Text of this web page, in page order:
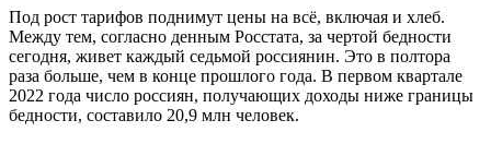
Под рост тарифов поднимут цены на всё, включая и хлеб.
Между тем, согласно денным Росстата, за чертой бедности
сегодня, живет каждый седьмой россиянин. Это в полтора
раза больше, чем в конце прошлого года. В первом квартале
2022 года число россиян, получающих доходы ниже границы
бедности, составило 20,9 млн человек.